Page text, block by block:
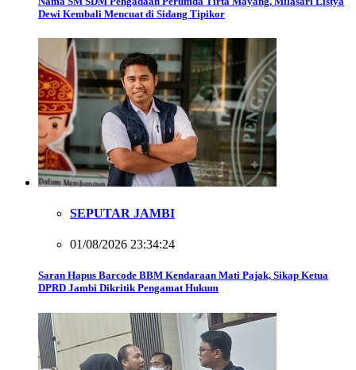
Dewi Kembali Mencuat di Sidang Tipikor
SEPUTAR JAMBI
01/08/2026 23:34:24
Saran Hapus Barcode BBM Kendaraan Mati Pajak, Sikap Ketua
DPRD Jambi Dikritik Pengamat Hukum